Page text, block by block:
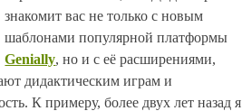
знакомит вас не только с новым
шаблонами популярной платформы
Genially, но и с её расширениями,
дидактическим играм и
К примеру, более двух лет назад я